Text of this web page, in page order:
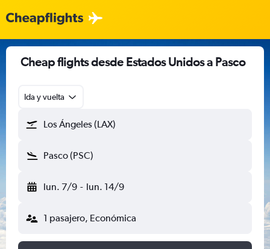
Cheap flights desde Estados Unidos a Pasco
Ida y vuelta
Los Ángeles (LAX)
Pasco (PSC)
lun. 7/9 - lun. 14/9
1 pasajero, Económica